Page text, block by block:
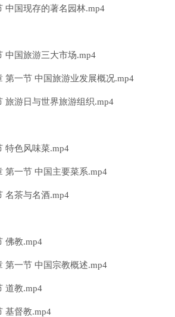
现存的著名园林.mp4
旅游三大市场.mp4
节 中国旅游业发展概况.mp4
日与世界旅游组织.mp4
色风味菜.mp4
节 中国主要菜系.mp4
茶与名酒.mp4
教.mp4
节 中国宗教概述.mp4
教.mp4
督教.mp4